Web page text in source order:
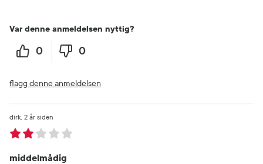
Var denne anmeldelsen nyttig?
0 0
flagg denne anmeldelsen
middelmådig
2 år siden
dirk